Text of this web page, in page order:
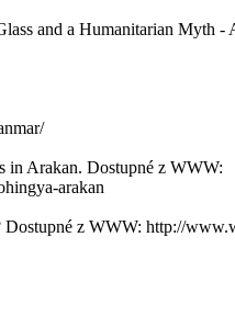
and a Humanitarian Myth
in Arakan. Dostupné z WWW:
arakan
z WWW: http://